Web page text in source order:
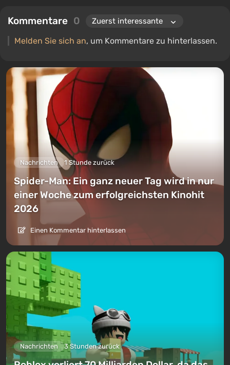
Kommentare 0
Melden Sie sich an, um Kommentare zu hinterlassen.
Nachrichten 1 Stunde zurück
Spider-Man: Ein ganz neuer Tag wird in nur
einer Woche zum erfolgreichsten Kinohit
2026
Einen Kommentar hinterlassen
Nachrichten 3 Stunden zurück